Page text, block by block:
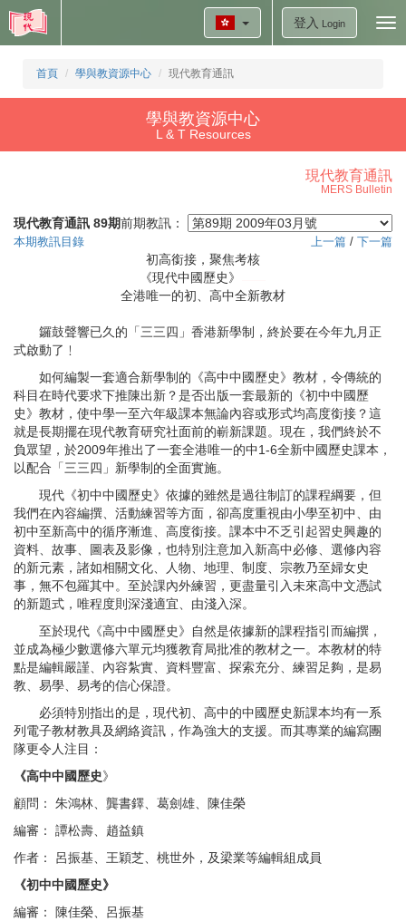
登入 Login
首頁 學與教資源中心 現代教育通訊
學與教資源中心
L & T Resources
現代教育通訊
MERS Bulletin
現代教育通訊 89期前期教訊：
本期教訊目錄 上一篇 / 下一篇
初高銜接，聚焦考核
《現代中國歷史》
全港唯一的初、高中全新教材
鑼鼓聲響已久的「三三四」香港新學制，終於要在今年九月正
式啟動了﹗
如何編製一套適合新學制的《高中中國歷史》教材，令傳統的
科目在時代要求下推陳出新？是否出版一套最新的《初中中國歷
史》教材，使中學一至六年級課本無論內容或形式均高度銜接？這
就是長期擺在現代教育研究社面前的嶄新課題。現在，我們終於不
負眾望，於2009年推出了一套全港唯一的中1-6全新中國歷史課本，
以配合「三三四」新學制的全面實施。
現代《初中中國歷史》依據的雖然是過往制訂的課程綱要，但
我們在內容編撰、活動練習等方面，卻高度重視由小學至初中、由
初中至新高中的循序漸進、高度銜接。課本中不乏引起習史興趣的
資料、故事、圖表及影像，也特別注意加入新高中必修、選修內容
的新元素，諸如相關文化、人物、地理、制度、宗教乃至婦女史
事，無不包羅其中。至於課內外練習，更盡量引入未來高中文憑試
的新題式，唯程度則深淺適宜、由淺入深。
至於現代《高中中國歷史》自然是依據新的課程指引而編撰，
並成為極少數選修六單元均獲教育局批准的教材之一。本教材的特
點是編輯嚴謹、內容紮實、資料豐富、探索充分、練習足夠，是易
教、易學、易考的信心保證。
必須特別指出的是，現代初、高中的中國歷史新課本均有一系
列電子教材教具及網絡資訊，作為強大的支援。而其專業的編寫團
隊更令人注目：
《高中中國歷史》
顧問： 朱鴻林、龔書鐸、葛劍雄、陳佳榮
編審： 譚松壽、趙益鎮
作者： 呂振基、王穎芝、桃世外，及梁業等編輯組成員
《初中中國歷史》
編審： 陳佳榮、呂振基